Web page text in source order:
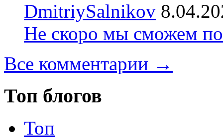
DmitriySalnikov
Не скоро мы сможем
Все комментарии →
Топ блогов
Топ